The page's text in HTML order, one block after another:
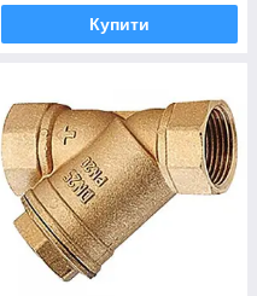
Купити